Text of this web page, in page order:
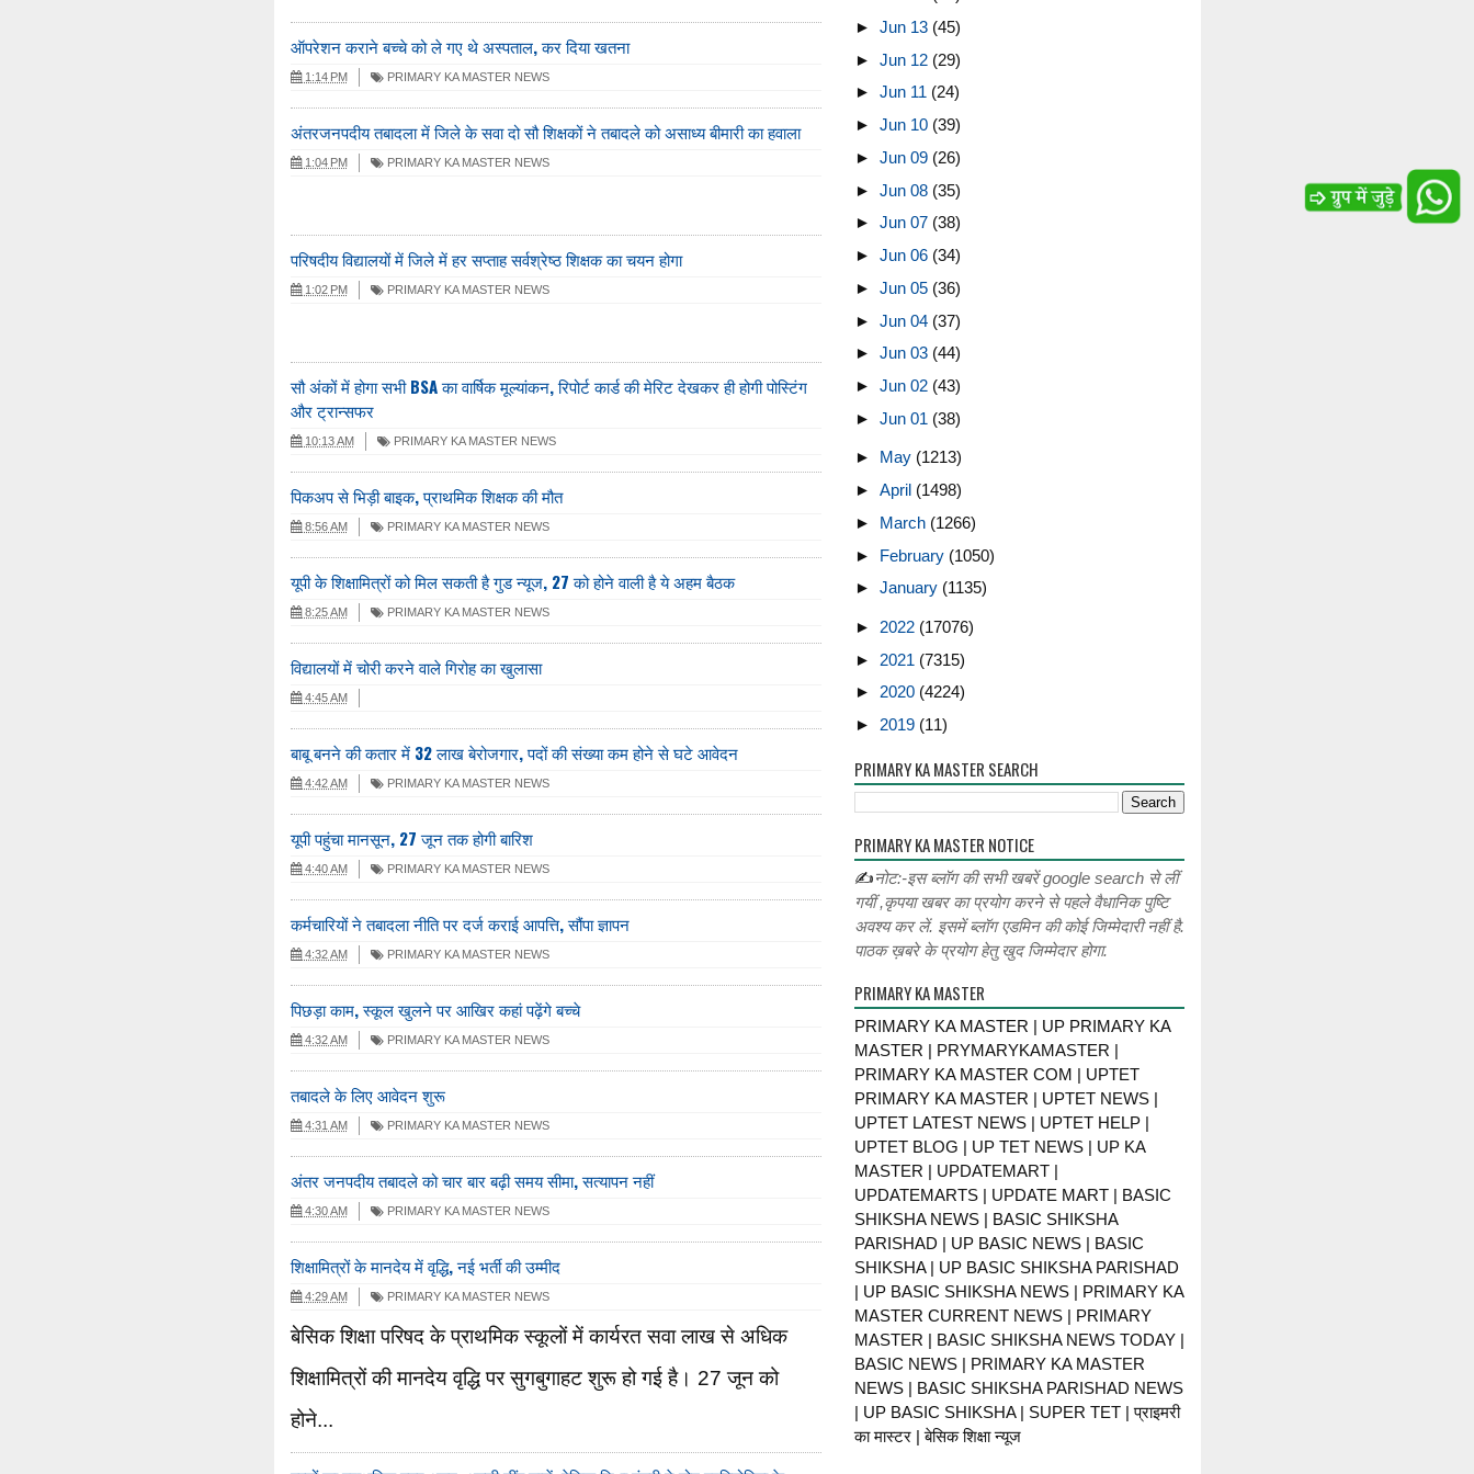
ऑपरेशन कराने बच्चे को ले गए थे अस्पताल, कर दिया खतना
1:14 PM PRIMARY KA MASTER NEWS
अंतरजनपदीय तबादला में जिले के सवा दो सौ शिक्षकों ने तबादले को असाध्य बीमारी का हवाला
1:04 PM PRIMARY KA MASTER NEWS
परिषदीय विद्यालयों में जिले में हर सप्ताह सर्वश्रेष्ठ शिक्षक का चयन होगा
1:02 PM PRIMARY KA MASTER NEWS
सौ अंकों में होगा सभी BSA का वार्षिक मूल्यांकन, रिपोर्ट कार्ड की मेरिट देखकर ही होगी पोस्टिंग
और ट्रान्सफर
10:13 AM PRIMARY KA MASTER NEWS
पिकअप से भिड़ी बाइक, प्राथमिक शिक्षक की मौत
8:56 AM PRIMARY KA MASTER NEWS
यूपी के शिक्षामित्रों को मिल सकती है गुड न्‍यूज, 27 को होने वाली है ये अहम बैठक
8:25 AM PRIMARY KA MASTER NEWS
विद्यालयों में चोरी करने वाले गिरोह का खुलासा
4:45 AM
बाबू बनने की कतार में 32 लाख बेरोजगार, पदों की संख्या कम होने से घटे आवेदन
4:42 AM PRIMARY KA MASTER NEWS
यूपी पहुंचा मानसून, 27 जून तक होगी बारिश
4:40 AM PRIMARY KA MASTER NEWS
कर्मचारियों ने तबादला नीति पर दर्ज कराई आपत्ति, सौंपा ज्ञापन
4:32 AM PRIMARY KA MASTER NEWS
पिछड़ा काम, स्कूल खुलने पर आखिर कहां पढ़ेंगे बच्चे
4:32 AM PRIMARY KA MASTER NEWS
तबादले के लिए आवेदन शुरू
4:31 AM PRIMARY KA MASTER NEWS
अंतर जनपदीय तबादले को चार बार बढ़ी समय सीमा, सत्यापन नहीं
4:30 AM PRIMARY KA MASTER NEWS
शिक्षामित्रों के मानदेय में वृद्धि, नई भर्ती की उम्मीद
4:29 AM PRIMARY KA MASTER NEWS
बेसिक शिक्षा परिषद के प्राथमिक स्कूलों में कार्यरत सवा लाख से अधिक
शिक्षामित्रों की मानदेय वृद्धि पर सुगबुगाहट शुरू हो गई है। 27 जून को
होने...
► Jun 13 (45)
► Jun 12 (29)
► Jun 11 (24)
► Jun 10 (39)
► Jun 09 (26)
► Jun 08 (35)
► Jun 07 (38)
► Jun 06 (34)
► Jun 05 (36)
► Jun 04 (37)
► Jun 03 (44)
► Jun 02 (43)
► Jun 01 (38)
► May (1213)
► April (1498)
► March (1266)
► February (1050)
► January (1135)
► 2022 (17076)
► 2021 (7315)
► 2020 (4224)
► 2019 (11)
PRIMARY KA MASTER SEARCH
PRIMARY KA MASTER NOTICE
✍नोट:-इस ब्लॉग की सभी खबरें google search से लीं
गयीं ,कृपया खबर का प्रयोग करने से पहले वैधानिक पुष्टि
अवश्य कर लें. इसमें ब्लॉग एडमिन की कोई जिम्मेदारी नहीं है.
पाठक ख़बरे के प्रयोग हेतु खुद जिम्मेदार होगा.
PRIMARY KA MASTER
PRIMARY KA MASTER | UP PRIMARY KA
MASTER | PRYMARYKAMASTER |
PRIMARY KA MASTER COM | UPTET
PRIMARY KA MASTER | UPTET NEWS |
UPTET LATEST NEWS | UPTET HELP |
UPTET BLOG | UP TET NEWS | UP KA
MASTER | UPDATEMART |
UPDATEMARTS | UPDATE MART | BASIC
SHIKSHA NEWS | BASIC SHIKSHA
PARISHAD | UP BASIC NEWS | BASIC
SHIKSHA | UP BASIC SHIKSHA PARISHAD
| UP BASIC SHIKSHA NEWS | PRIMARY KA
MASTER CURRENT NEWS | PRIMARY
MASTER | BASIC SHIKSHA NEWS TODAY |
BASIC NEWS | PRIMARY KA MASTER
NEWS | BASIC SHIKSHA PARISHAD NEWS
| UP BASIC SHIKSHA | SUPER TET | प्राइमरी
का मास्टर | बेसिक शिक्षा न्यूज